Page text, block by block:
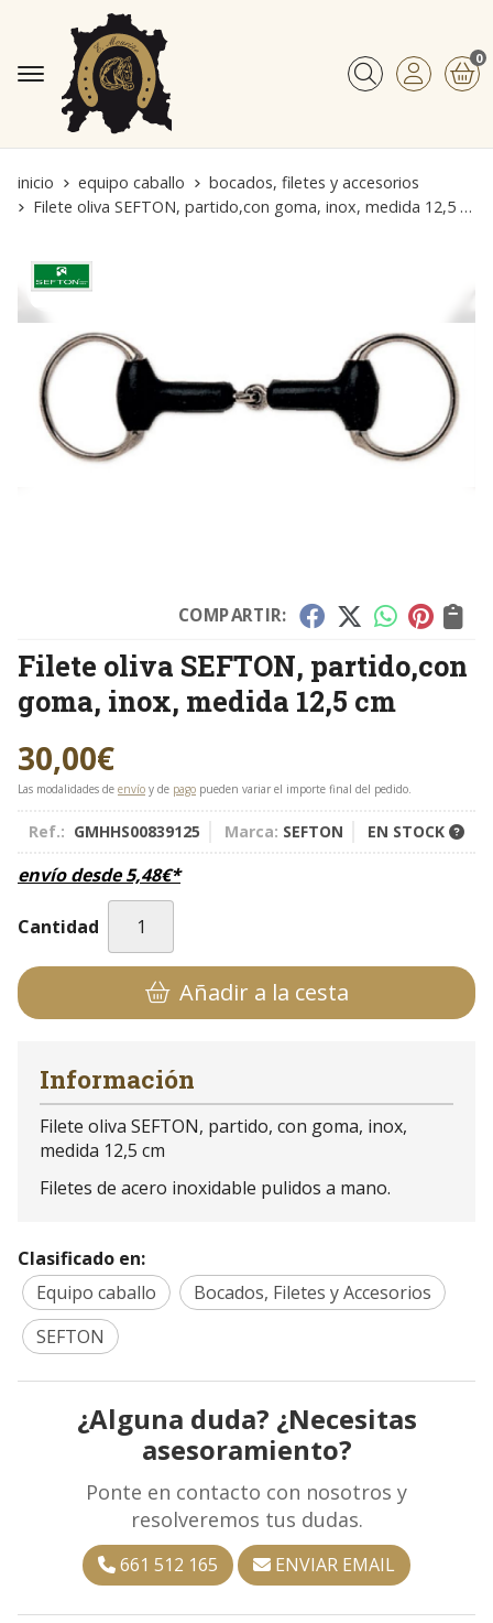
Buscar
0
inicio equipo caballo
bocados, filetes y accesorios
Filete oliva SEFTON, partido,con goma, inox, medida 12,5 cm
COMPARTIR:
Filete oliva SEFTON, partido,con
goma, inox, medida 12,5 cm
30,00€
Las modalidades de envío y de pago pueden variar el importe final del pedido.
Ref.: GMHHS00839125 Marca: SEFTON EN STOCK
envío desde5,48€*
Cantidad
Añadir a la cesta
Información
Filete oliva SEFTON, partido, con goma, inox,
medida 12,5 cm
Filetes de acero inoxidable pulidos a mano.
Clasificado en:
Equipo caballo
Bocados, Filetes y Accesorios
SEFTON
¿Alguna duda? ¿Necesitas
asesoramiento?
Ponte en contacto con nosotros y
resolveremos tus dudas.
661 512 165 ENVIAR EMAIL